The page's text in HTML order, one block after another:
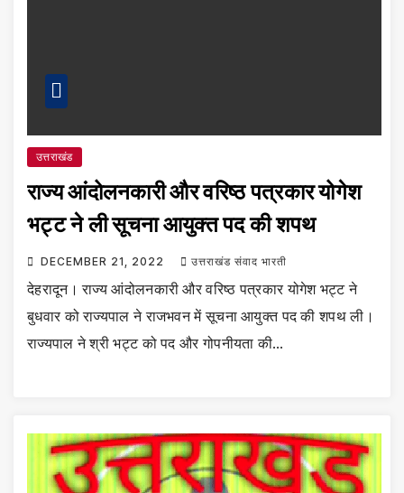
उत्तराखंड
राज्य आंदोलनकारी और वरिष्ठ पत्रकार योगेश
भट्ट ने ली सूचना आयुक्त पद की शपथ
DECEMBER 21, 2022 उत्तराखंड संवाद भारती
देहरादून। राज्य आंदोलनकारी और वरिष्ठ पत्रकार योगेश भट्ट ने
बुधवार को राज्यपाल ने राजभवन में सूचना आयुक्त पद की शपथ ली।
राज्यपाल ने श्री भट्ट को पद और गोपनीयता की…